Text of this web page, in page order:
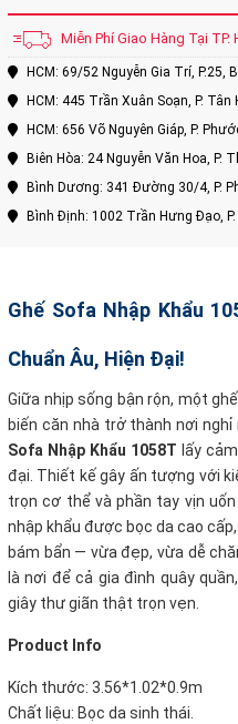
Miễn Phí Giao Hàng Tại TP.
HCM: 69/52 Nguyễn Gia Trí, P.25,
HCM: 445 Trần Xuân Soạn, P. Tân
HCM: 656 Võ Nguyên Giáp, P.
Biên Hòa: 24 Nguyễn Văn Hoa, P.
Bình Dương: 341 Đường 30/4, P.
Bình Định: 1002 Trần Hưng Đạo,
Ghế Sofa Nhập Khẩu
Chuẩn Âu, Hiện Đại!
Giữa nhịp sống bận rộn, một
biến căn nhà trở thành nơi
Sofa Nhập Khẩu 1058T lấy
đại. Thiết kế gây ấn tượng với
trọn cơ thể và phần tay vịn
nhập khẩu được bọc da cao
bám bẩn — vừa đẹp, vừa dễ
là nơi để cả gia đình quây
giây thư giãn thật trọn vẹn.
Product Info
Kích thước: 3.56*1.02*0.9m
Chất liệu: Bọc da sinh thái.